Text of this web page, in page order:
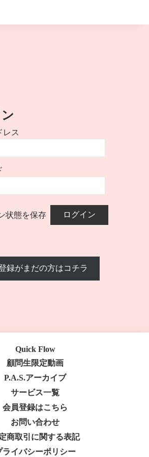
レス
状態を保存
録がまだの方はコチラ
Quick Flow
顧問生限定動画
P.A.S.アーカイブ
サービス一覧
会員登録はこちら
お問い合わせ
商取引に関する表記
ライバシーポリシー